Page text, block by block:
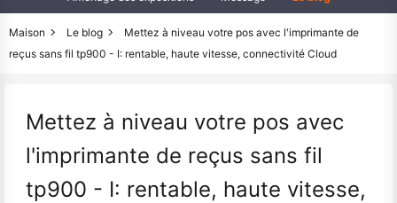
Maison Le blog
Mettez à niveau votre pos avec l'imprimante de
reçus sans fil tp900 - I: rentable, haute vitesse, connectivité Cloud
Mettez à niveau votre pos avec
l'imprimante de reçus sans fil
tp900 - I: rentable, haute vitesse,